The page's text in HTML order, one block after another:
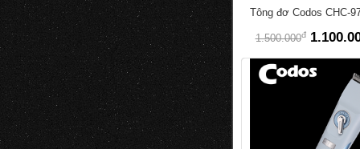
Tông đơ Codos CHC-
1.500.000đ